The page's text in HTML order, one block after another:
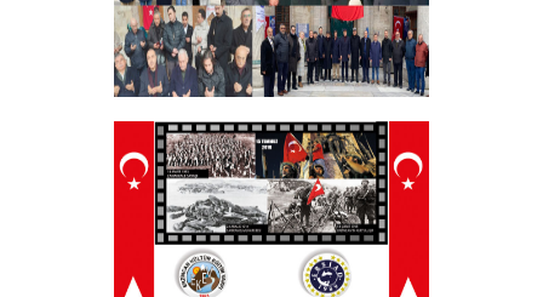
Tüm Şehitlerimizi Anma Programı
Düzenledik
+